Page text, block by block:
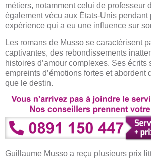
métiers, notamment celui de professeur
également vécu aux États-Unis pendant
expérience qui a eu une influence sur
Les romans de Musso se caractérisent
captivantes, des rebondissements
histoires d’amour complexes. Ses écrits
empreints d’émotions fortes et abordent
que le destin.
Guillaume Musso a reçu plusieurs prix